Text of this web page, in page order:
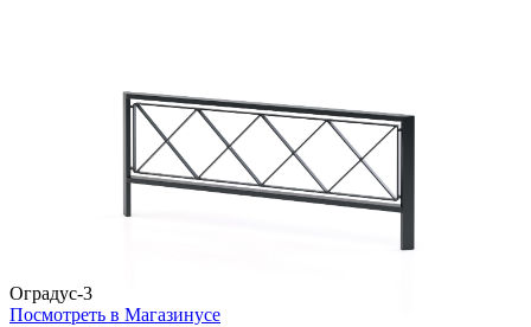
Оградус-3
Посмотреть в Магазинусе